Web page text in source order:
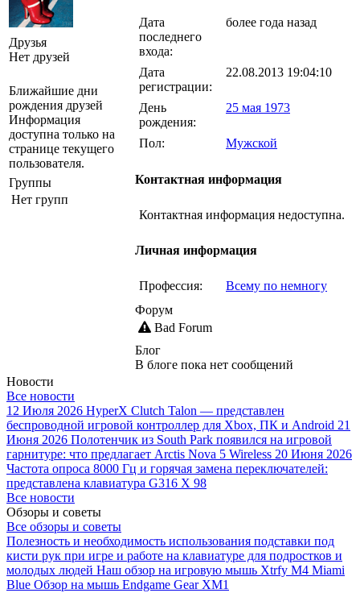
Друзья
Нет друзей
Ближайшие дни
рождения друзей
Информация
доступна только на
странице текущего
пользователя.
Группы
Нет групп
Дата
последнего
входа:
более года назад
Дата
регистрации:
22.08.2013 19:04:10
День
рождения:
25 мая 1973
Пол: Мужской
Контактная информация
Контактная информация недоступна.
Личная информация
Профессия:
Всему по немногу
Форум
Bad Forum
Блог
В блоге пока нет сообщений
Новости
Все новости
12 Июля 2026 HyperX Clutch Talon — представлен
беспроводной игровой контроллер для Xbox, ПК и Android 21
Июня 2026 Полотенчик из South Park появился на игровой
гарнитуре: что предлагает Arctis Nova 5 Wireless 20 Июня 2026
Частота опроса 8000 Гц и горячая замена переключателей:
представлена клавиатура G316 X 98
Все новости
Обзоры и советы
Все обзоры и советы
Полезность и необходимость использования подставки под
кисти рук при игре и работе на клавиатуре для подростков и
молодых людей Наш обзор на игровую мышь Xtrfy M4 Miami
Blue Обзор на мышь Endgame Gear XM1